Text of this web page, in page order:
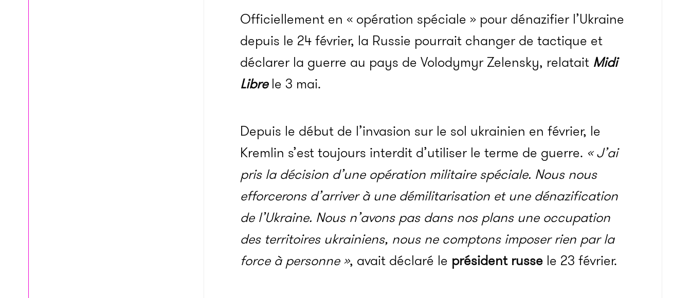
Officiellement en « opération spéciale » pour dénazifier l’Ukraine
depuis le 24 février, la Russie pourrait changer de tactique et
déclarer la guerre au pays de Volodymyr Zelensky, relatait Midi
Librele 3 mai.
Depuis le début de l’invasion sur le sol ukrainien en février, le
Kremlin s’est toujours interdit d’utiliser le terme de guerre. « J’ai
pris la décision d’une opération militaire spéciale. Nous nous
efforcerons d’arriver à une démilitarisation et une dénazification
de l’Ukraine. Nous n’avons pas dans nos plans une occupation
des territoires ukrainiens, nous ne comptons imposer rien par la
force à personne », avait déclaré le président russe le 23 février.